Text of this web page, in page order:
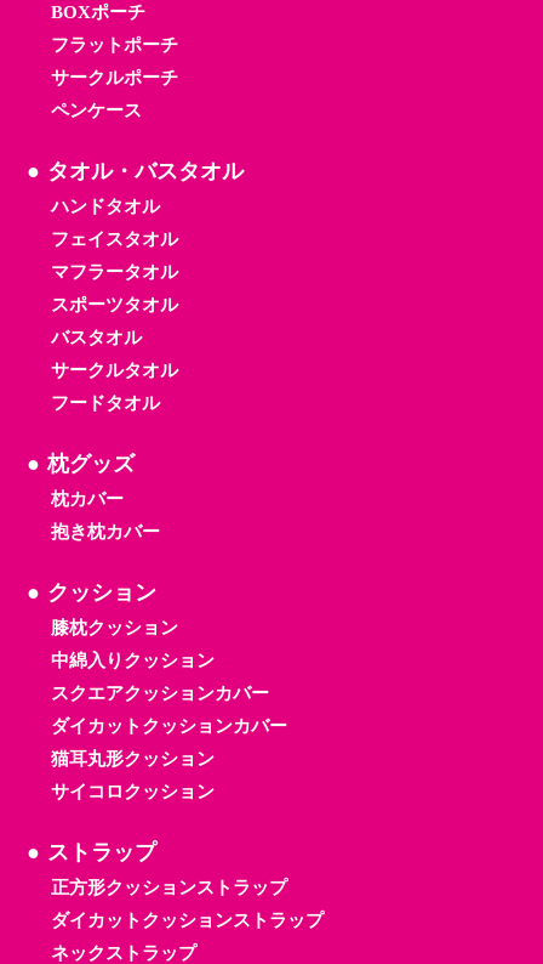
BOXポーチ
フラットポーチ
サークルポーチ
ペンケース
タオル・バスタオル
ハンドタオル
フェイスタオル
マフラータオル
スポーツタオル
バスタオル
サークルタオル
フードタオル
枕グッズ
枕カバー
抱き枕カバー
クッション
膝枕クッション
中綿入りクッション
スクエアクッションカバー
ダイカットクッションカバー
猫耳丸形クッション
サイコロクッション
ストラップ
正方形クッションストラップ
ダイカットクッションストラップ
ネックストラップ